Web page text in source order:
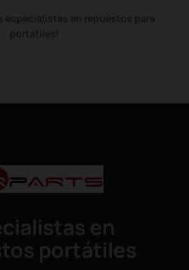
especialistas en repuestos para
portátiles!
en
portátiles